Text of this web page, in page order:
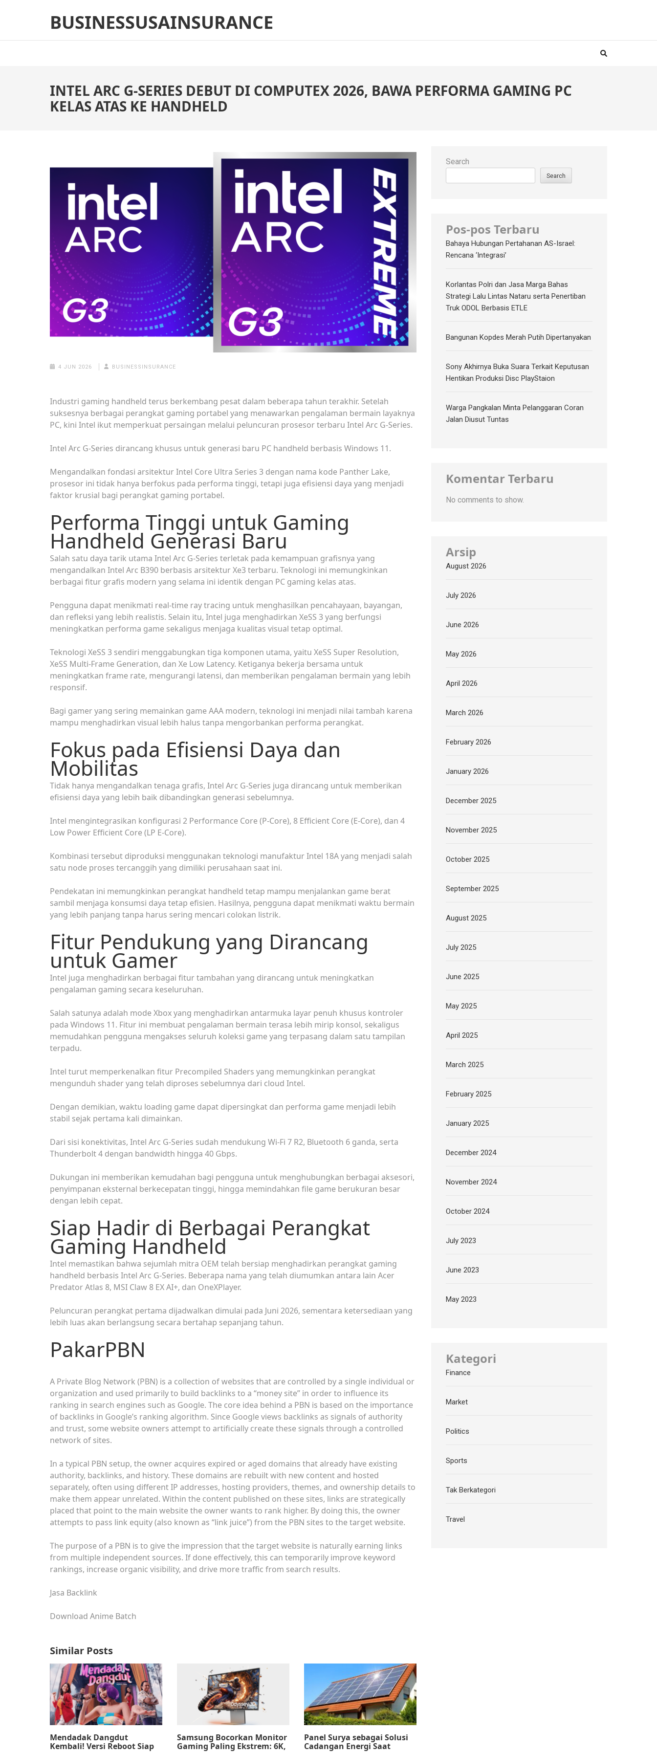
(Press
BUSINESSUSAINSURANCE
INTEL ARC G-SERIES DEBUT DI COMPUTEX 2026, BAWA PERFORMA GAMING PC
KELAS ATAS KE HANDHELD
4 JUN 2026 BUSINESSINSURANCE
Industri gaming handheld terus berkembang pesat dalam beberapa tahun terakhir. Setelah
suksesnya berbagai perangkat gaming portabel yang menawarkan pengalaman bermain layaknya
PC, kini Intel ikut memperkuat persaingan melalui peluncuran prosesor terbaru Intel Arc G-Series.
Intel Arc G-Series dirancang khusus untuk generasi baru PC handheld berbasis Windows 11.
Mengandalkan fondasi arsitektur Intel Core Ultra Series 3 dengan nama kode Panther Lake,
prosesor ini tidak hanya berfokus pada performa tinggi, tetapi juga efisiensi daya yang menjadi
faktor krusial bagi perangkat gaming portabel.
Performa Tinggi untuk Gaming
Handheld Generasi Baru
Salah satu daya tarik utama Intel Arc G-Series terletak pada kemampuan grafisnya yang
mengandalkan Intel Arc B390 berbasis arsitektur Xe3 terbaru. Teknologi ini memungkinkan
berbagai fitur grafis modern yang selama ini identik dengan PC gaming kelas atas.
Pengguna dapat menikmati real-time ray tracing untuk menghasilkan pencahayaan, bayangan,
dan refleksi yang lebih realistis. Selain itu, Intel juga menghadirkan XeSS 3 yang berfungsi
meningkatkan performa game sekaligus menjaga kualitas visual tetap optimal.
Teknologi XeSS 3 sendiri menggabungkan tiga komponen utama, yaitu XeSS Super Resolution,
XeSS Multi-Frame Generation, dan Xe Low Latency. Ketiganya bekerja bersama untuk
meningkatkan frame rate, mengurangi latensi, dan memberikan pengalaman bermain yang lebih
responsif.
Bagi gamer yang sering memainkan game AAA modern, teknologi ini menjadi nilai tambah karena
mampu menghadirkan visual lebih halus tanpa mengorbankan performa perangkat.
Fokus pada Efisiensi Daya dan
Mobilitas
Tidak hanya mengandalkan tenaga grafis, Intel Arc G-Series juga dirancang untuk memberikan
efisiensi daya yang lebih baik dibandingkan generasi sebelumnya.
Intel mengintegrasikan konfigurasi 2 Performance Core (P-Core), 8 Efficient Core (E-Core), dan 4
Low Power Efficient Core (LP E-Core).
Kombinasi tersebut diproduksi menggunakan teknologi manufaktur Intel 18A yang menjadi salah
satu node proses tercanggih yang dimiliki perusahaan saat ini.
Pendekatan ini memungkinkan perangkat handheld tetap mampu menjalankan game berat
sambil menjaga konsumsi daya tetap efisien. Hasilnya, pengguna dapat menikmati waktu bermain
yang lebih panjang tanpa harus sering mencari colokan listrik.
Fitur Pendukung yang Dirancang
untuk Gamer
Intel juga menghadirkan berbagai fitur tambahan yang dirancang untuk meningkatkan
pengalaman gaming secara keseluruhan.
Salah satunya adalah mode Xbox yang menghadirkan antarmuka layar penuh khusus kontroler
pada Windows 11. Fitur ini membuat pengalaman bermain terasa lebih mirip konsol, sekaligus
memudahkan pengguna mengakses seluruh koleksi game yang terpasang dalam satu tampilan
terpadu.
Intel turut memperkenalkan fitur Precompiled Shaders yang memungkinkan perangkat
mengunduh shader yang telah diproses sebelumnya dari cloud Intel.
Dengan demikian, waktu loading game dapat dipersingkat dan performa game menjadi lebih
stabil sejak pertama kali dimainkan.
Dari sisi konektivitas, Intel Arc G-Series sudah mendukung Wi-Fi 7 R2, Bluetooth 6 ganda, serta
Thunderbolt 4 dengan bandwidth hingga 40 Gbps.
Dukungan ini memberikan kemudahan bagi pengguna untuk menghubungkan berbagai aksesori,
penyimpanan eksternal berkecepatan tinggi, hingga memindahkan file game berukuran besar
dengan lebih cepat.
Siap Hadir di Berbagai Perangkat
Gaming Handheld
Intel memastikan bahwa sejumlah mitra OEM telah bersiap menghadirkan perangkat gaming
handheld berbasis Intel Arc G-Series. Beberapa nama yang telah diumumkan antara lain Acer
Predator Atlas 8, MSI Claw 8 EX AI+, dan OneXPlayer.
Peluncuran perangkat pertama dijadwalkan dimulai pada Juni 2026, sementara ketersediaan yang
lebih luas akan berlangsung secara bertahap sepanjang tahun.
PakarPBN
A Private Blog Network (PBN) is a collection of websites that are controlled by a single individual or
organization and used primarily to build backlinks to a “money site” in order to influence its
ranking in search engines such as Google. The core idea behind a PBN is based on the importance
of backlinks in Google’s ranking algorithm. Since Google views backlinks as signals of authority
and trust, some website owners attempt to artificially create these signals through a controlled
network of sites.
In a typical PBN setup, the owner acquires expired or aged domains that already have existing
authority, backlinks, and history. These domains are rebuilt with new content and hosted
separately, often using different IP addresses, hosting providers, themes, and ownership details to
make them appear unrelated. Within the content published on these sites, links are strategically
placed that point to the main website the owner wants to rank higher. By doing this, the owner
attempts to pass link equity (also known as “link juice”) from the PBN sites to the target website.
The purpose of a PBN is to give the impression that the target website is naturally earning links
from multiple independent sources. If done effectively, this can temporarily improve keyword
rankings, increase organic visibility, and drive more traffic from search results.
Jasa Backlink
Download Anime Batch
Similar Posts
Mendadak Dangdut
Kembali! Versi Reboot Siap
Samsung Bocorkan Monitor
Gaming Paling Ekstrem: 6K,
Panel Surya sebagai Solusi
Cadangan Energi Saat
Search
Search
Pos-pos Terbaru
Bahaya Hubungan Pertahanan AS-Israel:
Rencana ‘Integrasi’
Korlantas Polri dan Jasa Marga Bahas
Strategi Lalu Lintas Nataru serta Penertiban
Truk ODOL Berbasis ETLE
Bangunan Kopdes Merah Putih Dipertanyakan
Sony Akhirnya Buka Suara Terkait Keputusan
Hentikan Produksi Disc PlayStaion
Warga Pangkalan Minta Pelanggaran Coran
Jalan Diusut Tuntas
Komentar Terbaru
No comments to show.
Arsip
August 2026
July 2026
June 2026
May 2026
April 2026
March 2026
February 2026
January 2026
December 2025
November 2025
October 2025
September 2025
August 2025
July 2025
June 2025
May 2025
April 2025
March 2025
February 2025
January 2025
December 2024
November 2024
October 2024
July 2023
June 2023
May 2023
Kategori
Finance
Market
Politics
Sports
Tak Berkategori
Travel